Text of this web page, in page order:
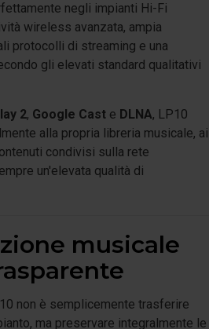
negli impianti Hi-Fi
wireless avanzata, ampia
protocolli di streaming e una
gli elevati standard qualitativi
2, Google Cast e DLNA, LP10
alla propria libreria musicale, ai
condivisi sulla rete
un'elevata qualità di
musicale
non è semplicemente trasferire
ma preservare integralmente le